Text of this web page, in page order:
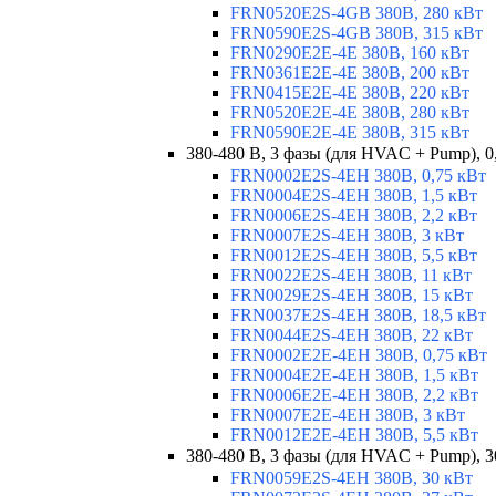
FRN0520E2S-4GB 380В, 280 кВт
FRN0590E2S-4GB 380В, 315 кВт
FRN0290E2E-4E 380В, 160 кВт
FRN0361E2E-4E 380В, 200 кВт
FRN0415E2E-4E 380В, 220 кВт
FRN0520E2E-4E 380В, 280 кВт
FRN0590E2E-4E 380В, 315 кВт
380-480 В, 3 фазы (для HVAC + Pump),
FRN0002E2S-4EH 380В, 0,75 кВт
FRN0004E2S-4EH 380В, 1,5 кВт
FRN0006E2S-4EH 380В, 2,2 кВт
FRN0007E2S-4EH 380В, 3 кВт
FRN0012E2S-4EH 380В, 5,5 кВт
FRN0022E2S-4EH 380В, 11 кВт
FRN0029E2S-4EH 380В, 15 кВт
FRN0037E2S-4EH 380В, 18,5 кВт
FRN0044E2S-4EH 380В, 22 кВт
FRN0002E2E-4EH 380В, 0,75 кВт
FRN0004E2E-4EH 380В, 1,5 кВт
FRN0006E2E-4EH 380В, 2,2 кВт
FRN0007E2E-4EH 380В, 3 кВт
FRN0012E2E-4EH 380В, 5,5 кВт
380-480 В, 3 фазы (для HVAC + Pump),
FRN0059E2S-4EH 380В, 30 кВт